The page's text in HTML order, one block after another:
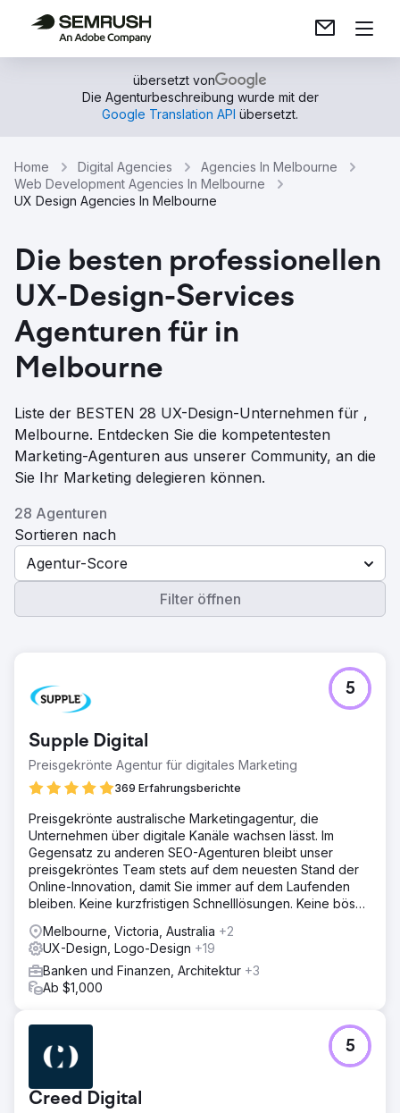
übersetzt von
Die Agenturbeschreibung wurde mit der
Google Translation API übersetzt.
Home Digital Agencies
Agencies In Melbourne
Web Development Agencies In Melbourne
UX Design Agencies In Melbourne
Die besten professionellen
UX-Design-Services
Agenturen für in
Melbourne
Liste der BESTEN 28 UX-Design-Unternehmen für ,
Melbourne. Entdecken Sie die kompetentesten
Marketing-Agenturen aus unserer Community, an die
Sie Ihr Marketing delegieren können.
28 Agenturen
Sortieren nach
Agentur-Score
Filter öffnen
Supple Digital
Preisgekrönte Agentur für digitales Marketing
369 Erfahrungsberichte
5
Preisgekrönte australische Marketingagentur, die
Unternehmen über digitale Kanäle wachsen lässt. Im
Gegensatz zu anderen SEO-Agenturen bleibt unser
preisgekröntes Team stets auf dem neuesten Stand der
Online-Innovation, damit Sie immer auf dem Laufenden
bleiben. Keine kurzfristigen Schnelllösungen. Keine bösen
Melbourne, Victoria, Australia +2
UX-Design, Logo-Design +19
Banken und Finanzen, Architektur +3
Ab $1,000
Creed Digital
5